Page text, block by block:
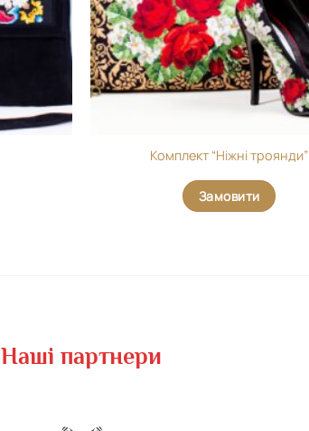
Комплект “Ніжні троянди”
Замовити
Наші партнери